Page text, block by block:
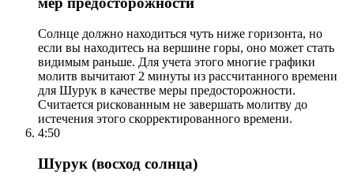
Солнце должно находиться чуть ниже горизонта, но
если вы находитесь на вершине горы, оно может стать
видимым раньше. Для учета этого многие графики
молитв вычитают 2 минуты из рассчитанного времени
для Шурук в качестве меры предосторожности.
Считается рискованным не завершать молитву до
истечения этого скорректированного времени.
4:50
Шурук (восход солнца)